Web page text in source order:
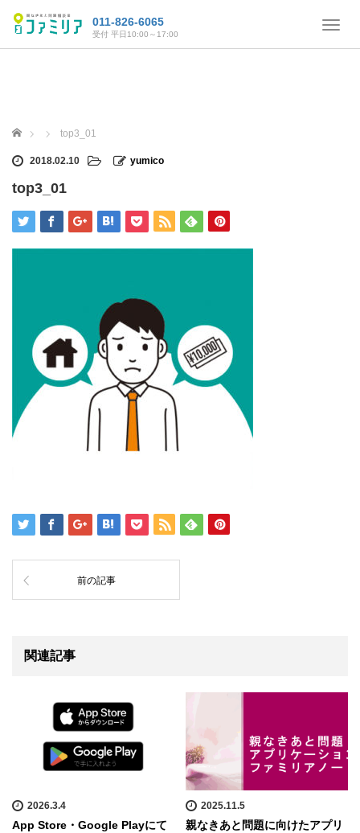
T
011-826-6065
受付 平日10:00～17:00
ホーム top3_01
2018.02.10 yumico
top3_01
前の記事
関連記事
2026.3.4
App Store・Google Playにて
2025.11.5
親なきあと問題に向けたアプリ